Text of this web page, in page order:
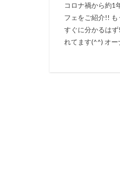
コロナ禍から約1
フェをご紹介!!
すぐに分かるは
れてます(^^) オ